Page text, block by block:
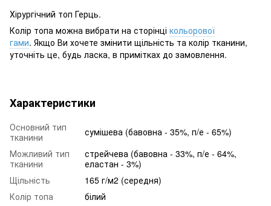
Хірургічний топ Герць.
Колір топа можна вибрати на сторінці кольорової
гами. Якщо Ви хочете змінити щільність та колір тканини,
уточніть це, будь ласка, в примітках до замовлення.
Характеристики
Основний тип
тканини
сумішева (бавовна - 35%, п/е - 65%)
Можливий тип
тканини
стрейчева (бавовна - 33%, п/е - 64%,
еластан - 3%)
Щільність
165 г/м2 (середня)
Колір топа
білий